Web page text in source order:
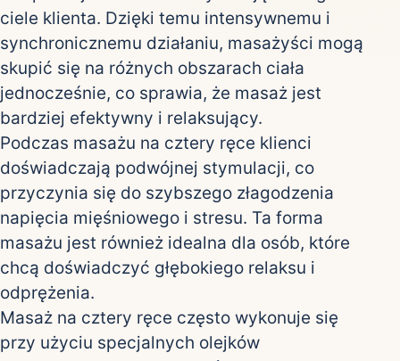
ciele klienta. Dzięki temu intensywnemu i
synchronicznemu działaniu, masażyści mogą
skupić się na różnych obszarach ciała
jednocześnie, co sprawia, że masaż jest
bardziej efektywny i relaksujący.
Podczas masażu na cztery ręce klienci
doświadczają podwójnej stymulacji, co
przyczynia się do szybszego złagodzenia
napięcia mięśniowego i stresu. Ta forma
masażu jest również idealna dla osób, które
chcą doświadczyć głębokiego relaksu i
odprężenia.
Masaż na cztery ręce często wykonuje się
przy użyciu specjalnych olejków